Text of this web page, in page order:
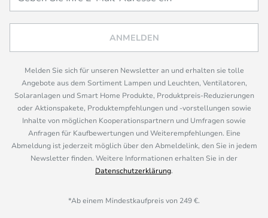
ANMELDEN
Melden Sie sich für unseren Newsletter an und erhalten sie tolle
Angebote aus dem Sortiment Lampen und Leuchten, Ventilatoren,
Solaranlagen und Smart Home Produkte, Produktpreis-Reduzierungen
oder Aktionspakete, Produktempfehlungen und -vorstellungen sowie
Inhalte von möglichen Kooperationspartnern und Umfragen sowie
Anfragen für Kaufbewertungen und Weiterempfehlungen. Eine
Abmeldung ist jederzeit möglich über den Abmeldelink, den Sie in jedem
Newsletter finden. Weitere Informationen erhalten Sie in der
Datenschutzerklärung.
*Ab einem Mindestkaufpreis von 249 €.